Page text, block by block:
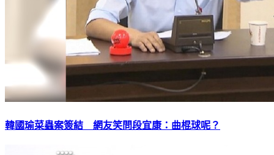
韓國瑜菜蟲案簽結 網友笑問段宜康：曲棍球呢？